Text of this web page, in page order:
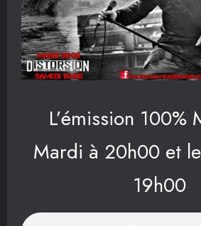
L’émission 100%
Mardi à 20h00 et
19h00